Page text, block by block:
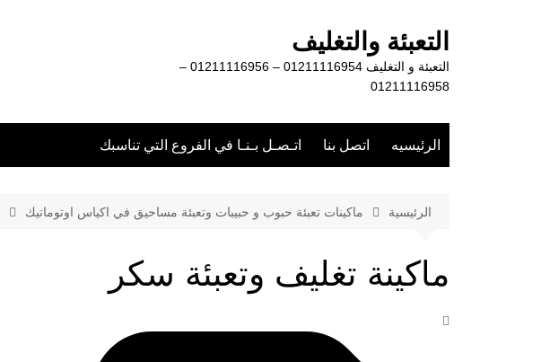
التعبئة والتغليف
التعبئة و التغليف 01211116954 – 01211116956 –
01211116958
الرئيسيه اتصل بنا اتـصـل بـنـا في الفروع التي تناسبك
الرئيسية ماكينات تعبئة حبوب و حبيبات وتعبئة مساحيق في اكياس اوتوماتيك
ماكينة تغليف وتعبئة سكر